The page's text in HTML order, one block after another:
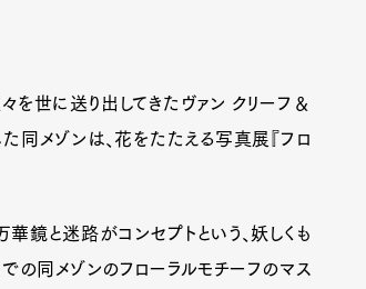
を世に送り出してきたヴァン クリーフ＆
メゾンは、花をたたえる写真展『フロ
鏡と迷路がコンセプトという、妖しくも
の同メゾンのフローラルモチーフのマス